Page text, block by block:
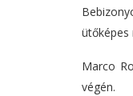
Marco
végén.